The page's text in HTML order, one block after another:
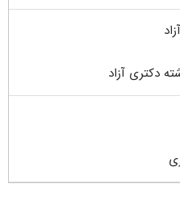
دکتری آزاد